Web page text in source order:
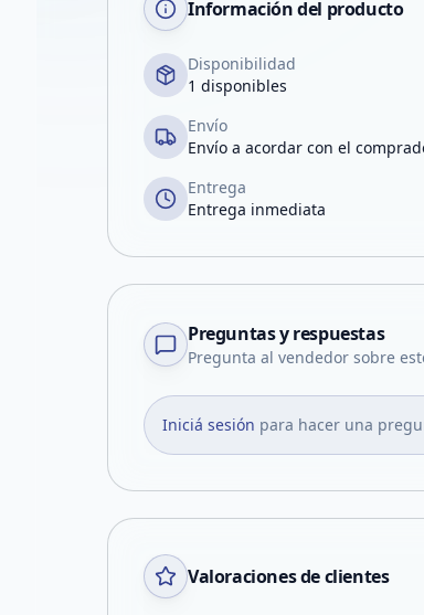
Información del producto
Disponibilidad
1 disponibles
Envío
Envío a acordar con el
Entrega
Entrega inmediata
Preguntas y respuestas
Pregunta al vendedor sobre
Iniciá sesión para hacer una
Valoraciones de clientes